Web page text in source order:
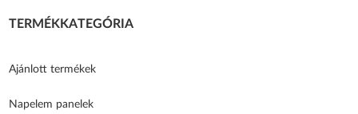
TERMÉKKATEGÓRIA
Ajánlott termékek
Napelem panelek